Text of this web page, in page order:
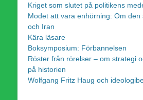
Kriget som slutet på politikens
Modet att vara enhörning: Om den
och Iran
Kära läsare
Boksymposium: Förbannelsen
Röster från rörelser – om strategi
på historien
Wolfgang Fritz Haug och